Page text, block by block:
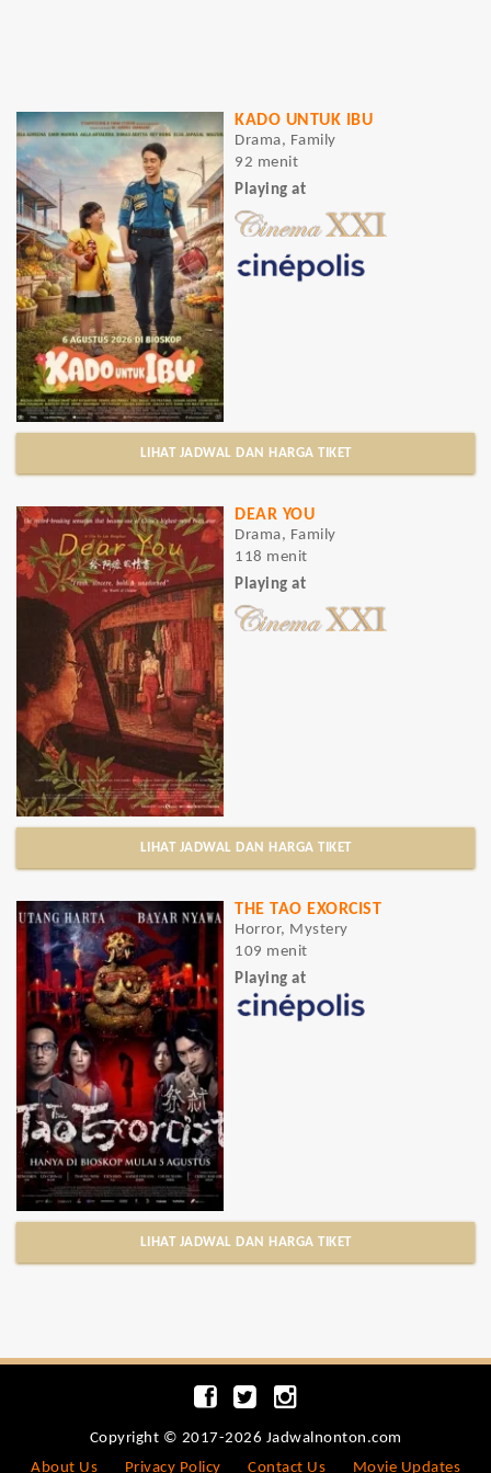
KADO UNTUK IBU
Drama, Family
92 menit
Playing at
LIHAT JADWAL DAN HARGA TIKET
DEAR YOU
Drama, Family
118 menit
Playing at
LIHAT JADWAL DAN HARGA TIKET
THE TAO EXORCIST
Horror, Mystery
109 menit
Playing at
LIHAT JADWAL DAN HARGA TIKET
Copyright © 2017-2026 Jadwalnonton.com
About Us
Privacy Policy Contact Us Movie Updates